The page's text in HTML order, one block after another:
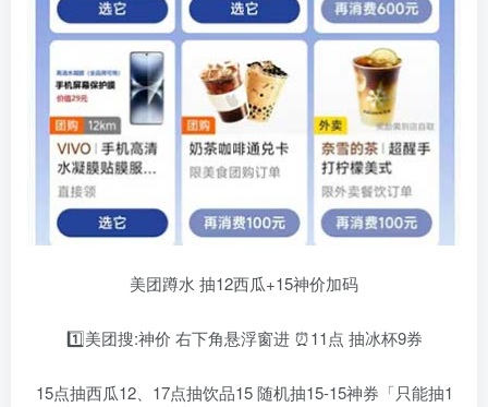
美团蹲水 抽12西瓜+15神价加码
1️⃣美团搜:神价 右下角悬浮窗进 ⏰11点 抽冰杯9券
15点抽西瓜12、17点抽饮品15 随机抽15-15神券「只能抽1